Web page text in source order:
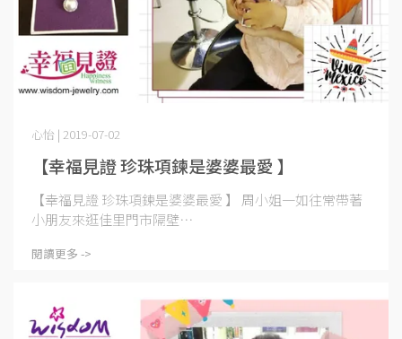
【幸福見證 珍珠項鍊是婆婆最愛 】
心怡 | 2019-07-02
【幸福見證 珍珠項鍊是婆婆最愛 】 周小姐一如往常帶著
小朋友來逛佳里門市隔壁⋯
閱讀更多 ->